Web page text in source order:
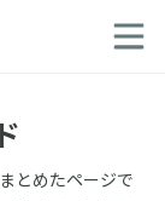
とめたページで